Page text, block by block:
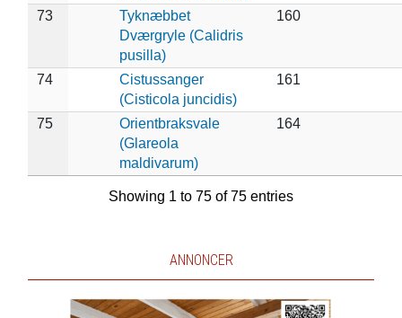
73
Tyknæbbet
Dværgryle (Calidris
pusilla)
160
74
Cistussanger
(Cisticola juncidis)
161
75
Orientbraksvale
(Glareola
maldivarum)
164
Showing 1 to 75 of 75 entries
ANNONCER